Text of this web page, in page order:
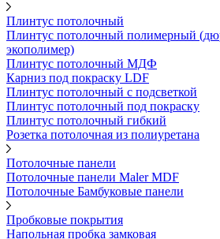
Плинтус потолочный
Плинтус потолочный полимерный
экополимер)
Плинтус потолочный МДФ
Карниз под покраску LDF
Плинтус потолочный с подсветкой
Плинтус потолочный под покраску
Плинтус потолочный гибкий
Розетка потолочная из полиуретана
Потолочные панели
Потолочные панели Maler MDF
Потолочные Бамбуковые панели
Пробковые покрытия
Напольная пробка замковая